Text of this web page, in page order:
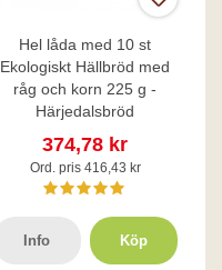
Hel låda med 10 st
Ekologiskt Hällbröd med
råg och korn 225 g -
Härjedalsbröd
374,78 kr
Ord. pris 416,43 kr
Info Köp